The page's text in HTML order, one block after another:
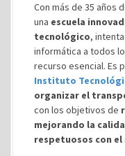
Con más de 35 años
una escuela
tecnológico,
informática a todos
recurso esencial. Es
Instituto
organizar el
con los objetivos de
mejorando la
respetuosos con